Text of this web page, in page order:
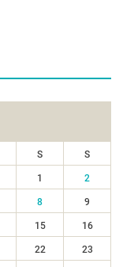
S S
1 2
8 9
15 16
22 23